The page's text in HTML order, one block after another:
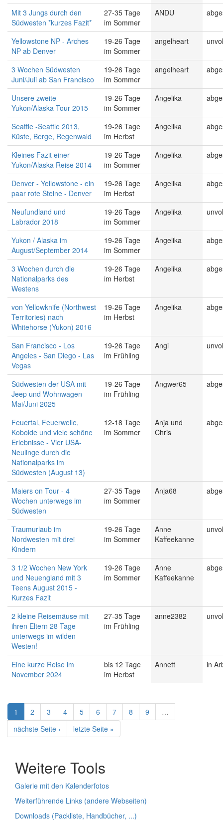
Mit 3 Jungs durch den
Südwesten *kurzes Fazit*
27-35 Tage
im Sommer
ANDU
Yellowstone NP - Arches
NP ab Denver
19-26 Tage
im Sommer
angelheart
3 Wochen Südwesten
Juni/Juli ab San Francisco
19-26 Tage
im Sommer
angelheart
Unsere zweite
Yukon/Alaska Tour 2015
19-26 Tage
im Sommer
Angelika
Seattle -Seattle 2013,
Küste, Berge, Regenwald
19-26 Tage
im Herbst
Angelika
Kleines Fazit einer
Yukon/Alaska Reise 2014
19-26 Tage
im Sommer
Angelika
Denver - Yellowstone - ein
paar rote Steine - Denver
19-26 Tage
im Herbst
Angelika
Neufundland und
Labrador 2018
19-26 Tage
im Sommer
Angelika
Yukon / Alaska im
August/September 2014
19-26 Tage
im Sommer
Angelika
3 Wochen durch die
Nationalparks des
Westens
19-26 Tage
im Herbst
Angelika
von Yellowknife (Northwest
Territories) nach
Whitehorse (Yukon) 2016
19-26 Tage
im Herbst
Angelika
San Francisco - Los
Angeles - San Diego - Las
Vegas
19-26 Tage
im Frühling
Angi
Südwesten der USA mit
Jeep und Wohnwagen
Mai/Juni 2025
19-26 Tage
im Frühling
Angwer65
Feuertal, Feuerwelle,
Kobolde und viele schöne
Erlebnisse - Vier USA-
Neulinge durch die
Nationalparks im
Südwesten (August 13)
12-18 Tage
im Sommer
Anja und
Chris
Maiers on Tour - 4
Wochen unterwegs im
Südwesten
27-35 Tage
im Sommer
Anja68
Traumurlaub im
Nordwesten mit drei
Kindern
19-26 Tage
im Sommer
Anne
Kaffeekanne
3 1/2 Wochen New York
und Neuengland mit 3
Teens August 2015 -
Kurzes Fazit
19-26 Tage
im Sommer
Anne
Kaffeekanne
2 kleine Reisemäuse mit
ihren Eltern 28 Tage
unterwegs im wilden
Westen!
27-35 Tage
im Frühling
anne2382
Eine kurze Reise im
November 2024
bis 12 Tage
im Herbst
Annett in
1 2 3 4 5 6 7 8 9
…
nächste Seite ›
letzte Seite »
Weitere Tools
Galerie mit den Kalenderfotos
Weiterführende Links (andere Webseiten)
Downloads (Packliste, Handbücher, ...)